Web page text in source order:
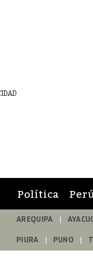
Política
AREQUIPA
PIURA PUNO